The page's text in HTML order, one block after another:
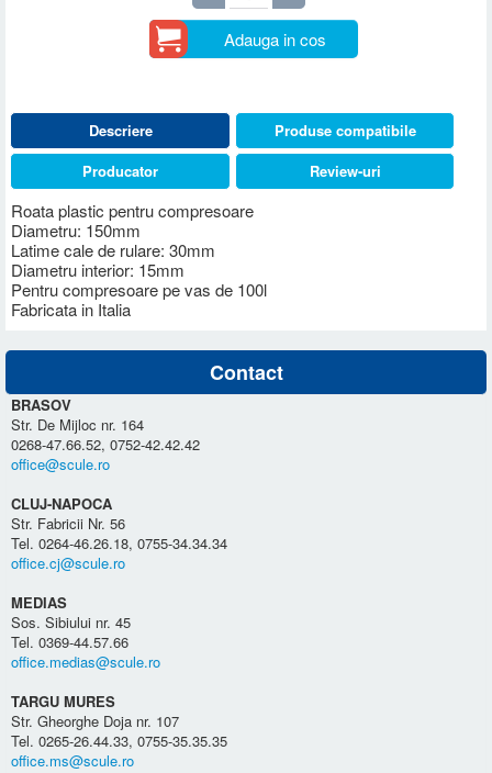
Adauga in cos
Descriere
Roata plastic pentru compresoare
Diametru: 150mm
Latime cale de rulare: 30mm
Diametru interior: 15mm
Pentru compresoare pe vas de 100l
Fabricata in Italia
Produse compatibile
Producator
Review-uri
Contact
BRASOV
Str. De Mijloc nr. 164
0268-47.66.52, 0752-42.42.42
office@scule.ro
CLUJ-NAPOCA
Str. Fabricii Nr. 56
Tel. 0264-46.26.18, 0755-34.34.34
office.cj@scule.ro
MEDIAS
Sos. Sibiului nr. 45
Tel. 0369-44.57.66
office.medias@scule.ro
TARGU MURES
Str. Gheorghe Doja nr. 107
Tel. 0265-26.44.33, 0755-35.35.35
office.ms@scule.ro